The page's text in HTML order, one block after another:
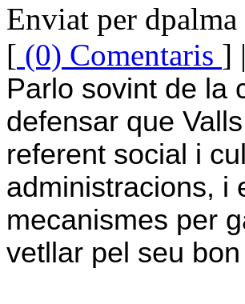
Enviat per dpalma
[ (0) Comentaris ]
Parlo sovint de la
defensar que
referent social i
administracions, i
mecanismes per
vetllar pel seu